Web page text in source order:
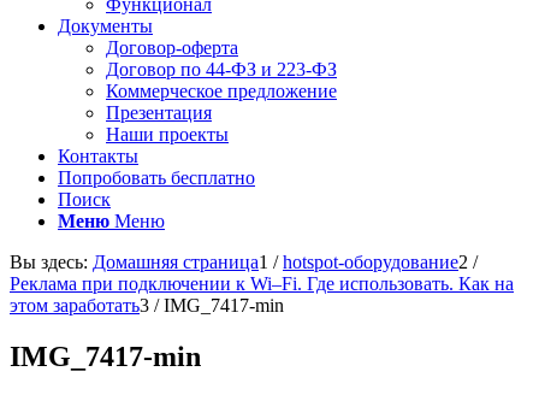
Функционал
Документы
Договор-оферта
Договор по 44-ФЗ и 223-ФЗ
Коммерческое предложение
Презентация
Наши проекты
Контакты
Попробовать бесплатно
Поиск
Меню Меню
Вы здесь: Домашняя страница1 / hotspot-оборудование2 /
Реклама при подключении к Wi–Fi. Где использовать. Как на
этом заработать3 / IMG_7417-min
IMG_7417-min